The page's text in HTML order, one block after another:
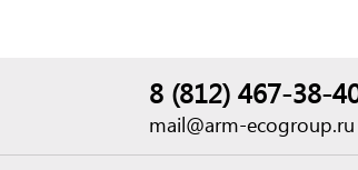
8 (812) 467-38-
mail@arm-ecogroup.ru